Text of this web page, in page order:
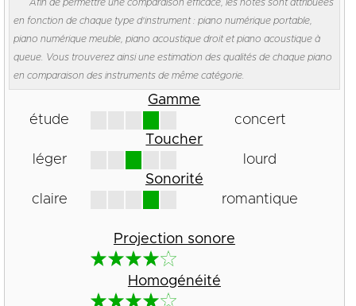
Afin de permettre une comparaison efficace, les notes sont attribuées
en fonction de chaque type d'instrument : piano numérique portable,
piano numérique meuble, piano acoustique droit et piano acoustique à
queue. Vous trouverez ainsi une estimation des qualités de chaque piano
en comparaison des instruments de même catégorie.
Gamme
étude
concert
Toucher
léger
lourd
Sonorité
claire
romantique
Projection sonore
Homogénéité